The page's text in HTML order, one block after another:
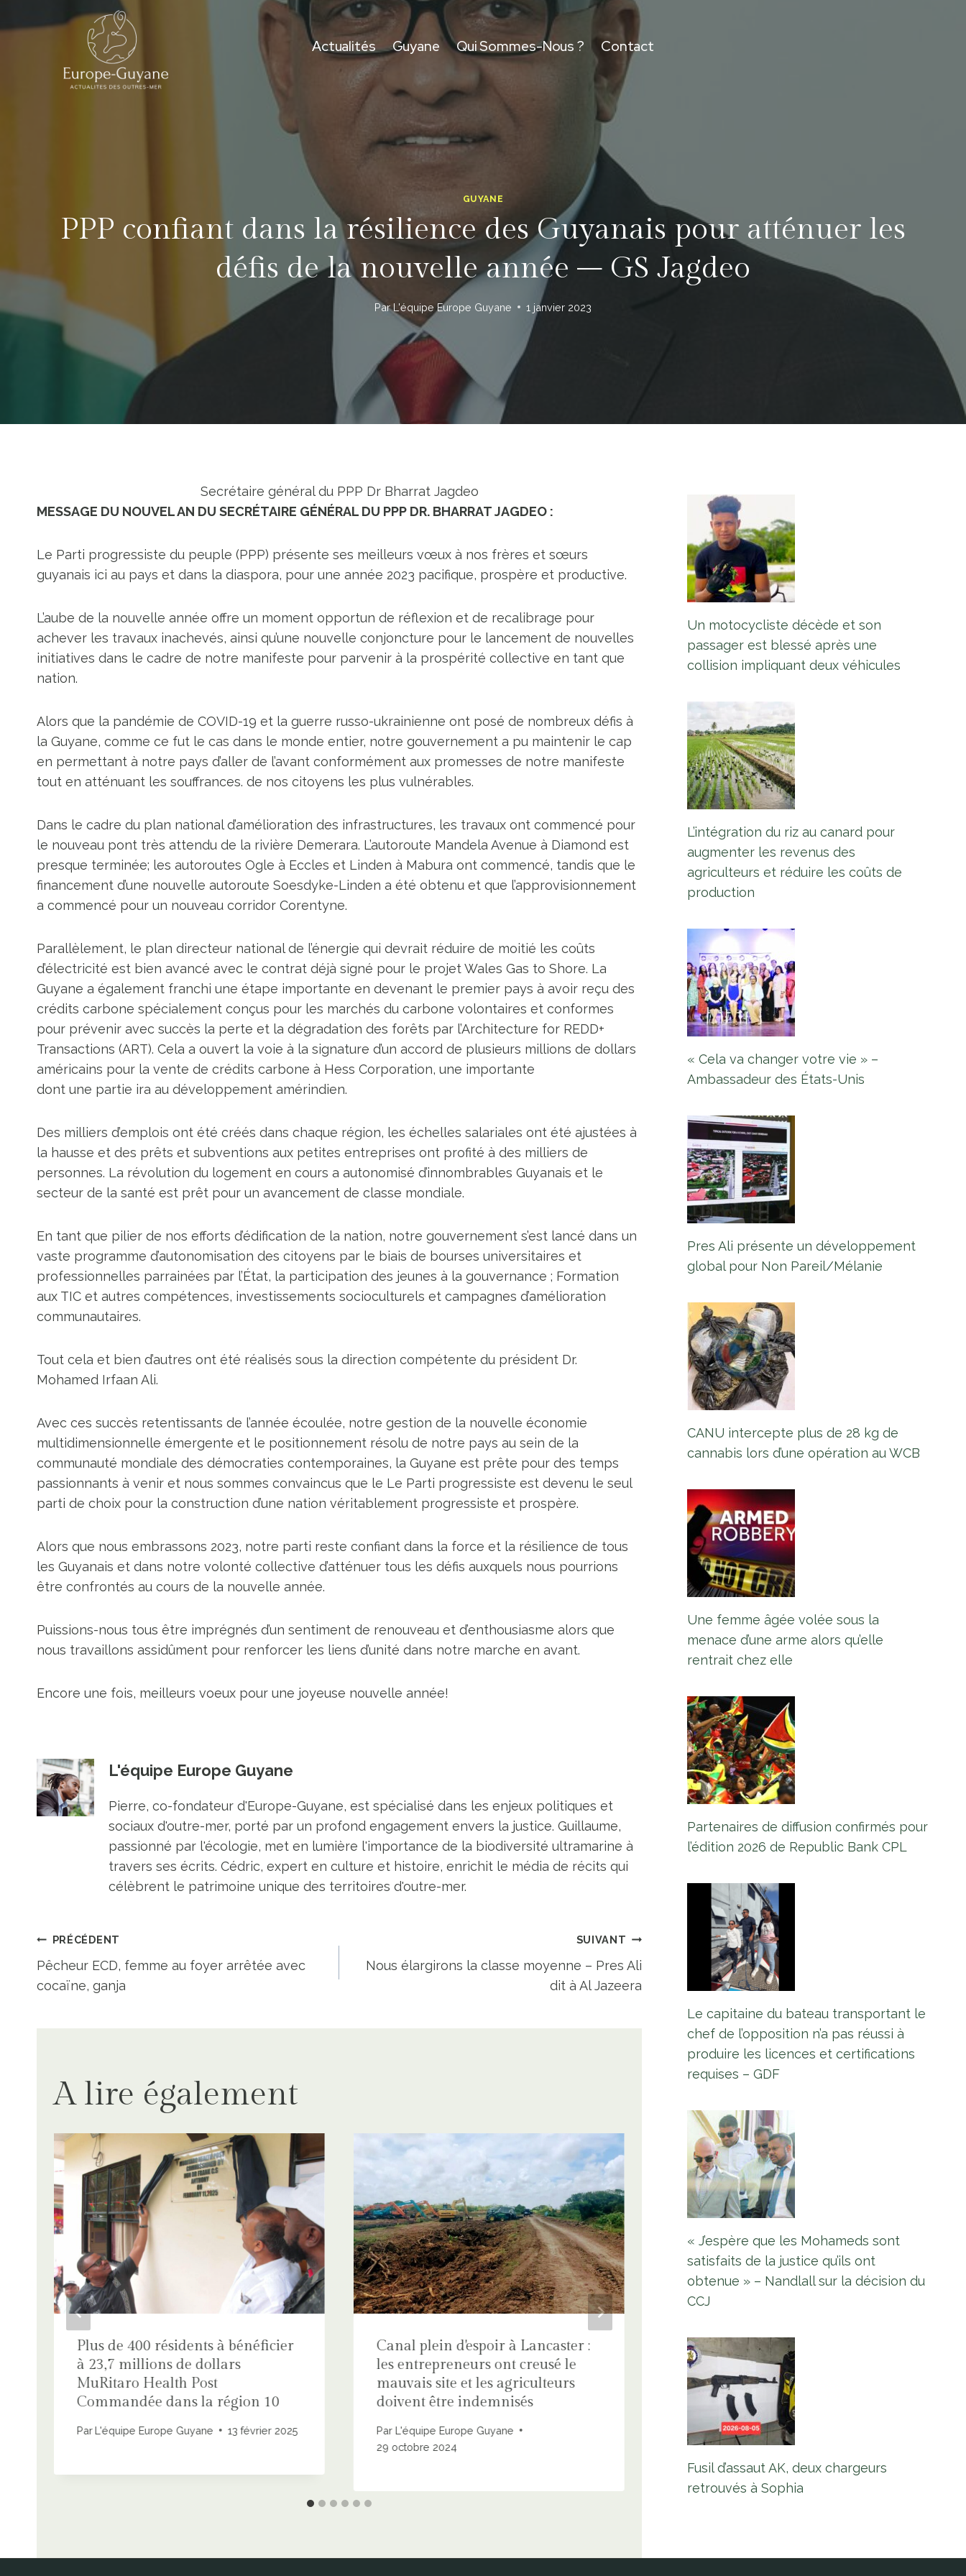
to
Actualités Guyane Qui Sommes-Nous ? Contact
GUYANE
PPP confiant dans la résilience des Guyanais pour atténuer les
défis de la nouvelle année – GS Jagdeo
ParL'équipe Europe Guyane 1 janvier 2023
Secrétaire général du PPP Dr Bharrat Jagdeo
MESSAGE DU NOUVEL AN DU SECRÉTAIRE GÉNÉRAL DU PPP DR. BHARRAT JAGDEO :
Le Parti progressiste du peuple (PPP) présente ses meilleurs vœux à nos frères et sœurs
guyanais ici au pays et dans la diaspora, pour une année 2023 pacifique, prospère et productive.
L’aube de la nouvelle année offre un moment opportun de réflexion et de recalibrage pour
achever les travaux inachevés, ainsi qu’une nouvelle conjoncture pour le lancement de nouvelles
initiatives dans le cadre de notre manifeste pour parvenir à la prospérité collective en tant que
nation.
Alors que la pandémie de COVID-19 et la guerre russo-ukrainienne ont posé de nombreux défis à
la Guyane, comme ce fut le cas dans le monde entier, notre gouvernement a pu maintenir le cap
en permettant à notre pays d’aller de l’avant conformément aux promesses de notre manifeste
tout en atténuant les souffrances. de nos citoyens les plus vulnérables.
Dans le cadre du plan national d’amélioration des infrastructures, les travaux ont commencé pour
le nouveau pont très attendu de la rivière Demerara. L’autoroute Mandela Avenue à Diamond est
presque terminée; les autoroutes Ogle à Eccles et Linden à Mabura ont commencé, tandis que le
financement d’une nouvelle autoroute Soesdyke-Linden a été obtenu et que l’approvisionnement
a commencé pour un nouveau corridor Corentyne.
Parallèlement, le plan directeur national de l’énergie qui devrait réduire de moitié les coûts
d’électricité est bien avancé avec le contrat déjà signé pour le projet Wales Gas to Shore. La
Guyane a également franchi une étape importante en devenant le premier pays à avoir reçu des
crédits carbone spécialement conçus pour les marchés du carbone volontaires et conformes
pour prévenir avec succès la perte et la dégradation des forêts par l’Architecture for REDD+
Transactions (ART). Cela a ouvert la voie à la signature d’un accord de plusieurs millions de dollars
américains pour la vente de crédits carbone à Hess Corporation, une importante
dont une partie ira au développement amérindien.
Des milliers d’emplois ont été créés dans chaque région, les échelles salariales ont été ajustées à
la hausse et des prêts et subventions aux petites entreprises ont profité à des milliers de
personnes. La révolution du logement en cours a autonomisé d’innombrables Guyanais et le
secteur de la santé est prêt pour un avancement de classe mondiale.
En tant que pilier de nos efforts d’édification de la nation, notre gouvernement s’est lancé dans un
vaste programme d’autonomisation des citoyens par le biais de bourses universitaires et
professionnelles parrainées par l’État, la participation des jeunes à la gouvernance ; Formation
aux TIC et autres compétences, investissements socioculturels et campagnes d’amélioration
communautaires.
Tout cela et bien d’autres ont été réalisés sous la direction compétente du président Dr.
Mohamed Irfaan Ali.
Avec ces succès retentissants de l’année écoulée, notre gestion de la nouvelle économie
multidimensionnelle émergente et le positionnement résolu de notre pays au sein de la
communauté mondiale des démocraties contemporaines, la Guyane est prête pour des temps
passionnants à venir et nous sommes convaincus que le Le Parti progressiste est devenu le seul
parti de choix pour la construction d’une nation véritablement progressiste et prospère.
Alors que nous embrassons 2023, notre parti reste confiant dans la force et la résilience de tous
les Guyanais et dans notre volonté collective d’atténuer tous les défis auxquels nous pourrions
être confrontés au cours de la nouvelle année.
Puissions-nous tous être imprégnés d’un sentiment de renouveau et d’enthousiasme alors que
nous travaillons assidûment pour renforcer les liens d’unité dans notre marche en avant.
Encore une fois, meilleurs voeux pour une joyeuse nouvelle année!
L'équipe Europe Guyane
Pierre, co-fondateur d'Europe-Guyane, est spécialisé dans les enjeux politiques et
sociaux d'outre-mer, porté par un profond engagement envers la justice. Guillaume,
passionné par l'écologie, met en lumière l'importance de la biodiversité ultramarine à
travers ses écrits. Cédric, expert en culture et histoire, enrichit le média de récits qui
célèbrent le patrimoine unique des territoires d'outre-mer.
Navigation
de
PRÉCÉDENT
Pêcheur ECD, femme au foyer arrêtée avec
cocaïne, ganja
SUIVANT
Nous élargirons la classe moyenne – Pres Ali
dit à Al Jazeera
A lire également
Plus de 400 résidents à bénéficier
à 23,7 millions de dollars
MuRitaro Health Post
Commandée dans la région 10
ParL'équipe Europe Guyane 13 février 2025
Canal plein d'espoir à Lancaster :
les entrepreneurs ont creusé le
mauvais site et les agriculteurs
doivent être indemnisés
Par L'équipe Europe Guyane
29 octobre 2024
Les vendeurs de « B » Field Sophia
ont été transférés sur un nouveau
tarmac pour un projet
d’agrandissement de la route
ParL'équipe Europe Guyane
Un motocycliste décède et son
passager est blessé après une
collision impliquant deux véhicules
L’intégration du riz au canard pour
augmenter les revenus des
agriculteurs et réduire les coûts de
production
« Cela va changer votre vie » –
Ambassadeur des États-Unis
Pres Ali présente un développement
global pour Non Pareil/Mélanie
CANU intercepte plus de 28 kg de
cannabis lors d’une opération au WCB
Une femme âgée volée sous la
menace d’une arme alors qu’elle
rentrait chez elle
Partenaires de diffusion confirmés pour
l’édition 2026 de Republic Bank CPL
Le capitaine du bateau transportant le
chef de l’opposition n’a pas réussi à
produire les licences et certifications
requises – GDF
« J’espère que les Mohameds sont
satisfaits de la justice qu’ils ont
obtenue » – Nandlall sur la décision du
CCJ
Fusil d’assaut AK, deux chargeurs
retrouvés à Sophia